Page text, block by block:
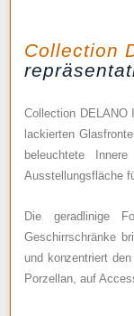
Collection
Collection DELANO
lackierten
beleuchtete
Ausstellungsfläche
Die geradlinige
Geschirrschränke
und konzentriert
Porzellan, auf